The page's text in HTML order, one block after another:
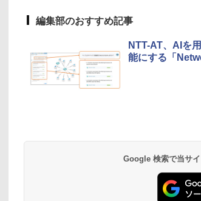
編集部のおすすめ記事
NTT-AT、AIを
能にする「
Google 検索で当サ